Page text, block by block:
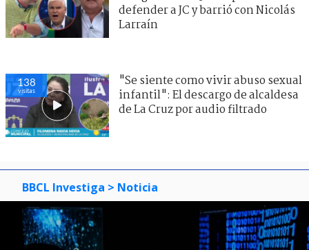
defender a JC y barrió con Nicolás
Larraín
138
visitas
"Se siente como vivir abuso sexual
infantil": El descargo de alcaldesa
de La Cruz por audio filtrado
BBCL Investiga > Noticia